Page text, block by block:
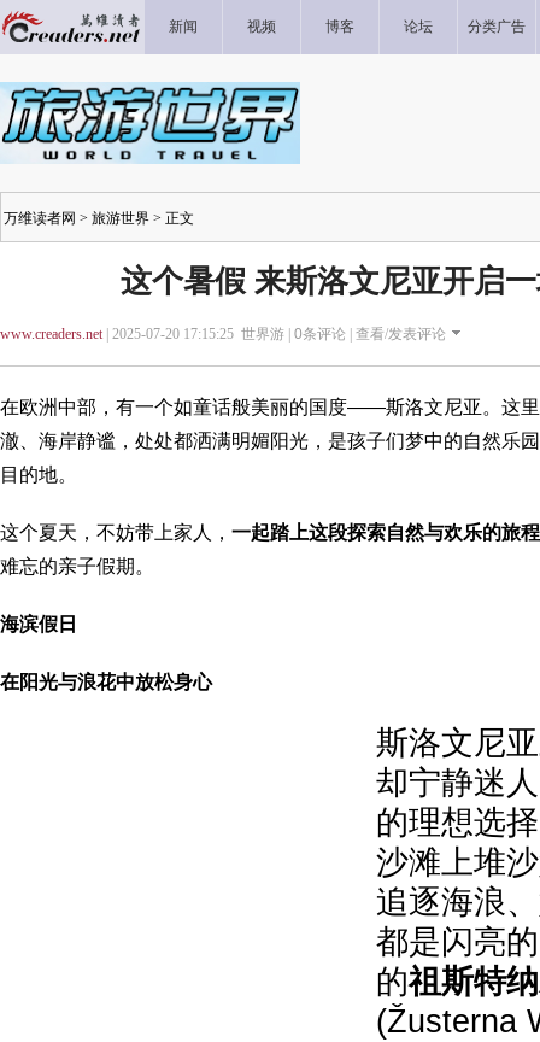
新闻 视频 博客 论坛 分类广告
万维读者网 > 旅游世界 > 正文
这个暑假 来斯洛文尼亚开启
www.creaders.net| 2025-07-20 17:15:25 世界游 | 0条评论 | 查看/发表评论
在欧洲中部，有一个如童话般美丽的国度——斯洛文尼亚。这
澈、海岸静谧，处处都洒满明媚阳光，是孩子们梦中的自然乐
目的地。
这个夏天，不妨带上家人， 一起踏上这段探索自然与欢乐的旅程
难忘的亲子假期。
海滨假日
在阳光与浪花中放松身心
斯洛文尼
却宁静迷
的理想选
沙滩上堆
追逐海浪
都是闪亮
的祖斯特
(Žusterna